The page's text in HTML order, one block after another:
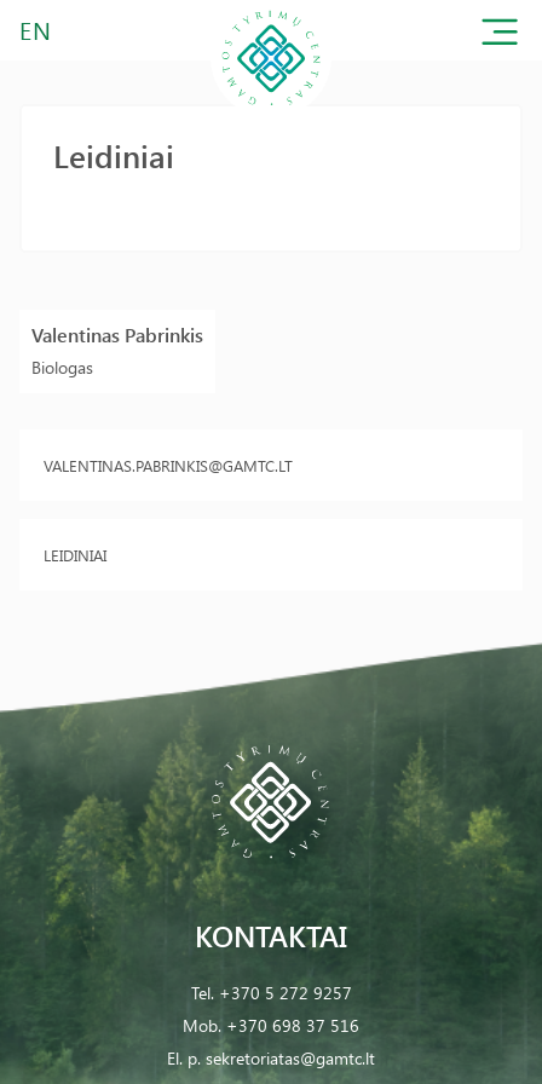
EN
Valentinas Pabrinkis
Biologas
VALENTINAS.PABRINKIS@GAMTC.LT
LEIDINIAI
Leidiniai
KONTAKTAI
Tel. +370 5 272 9257
Mob. +370 698 37 516
El. p. sekretoriatas@gamtc.lt